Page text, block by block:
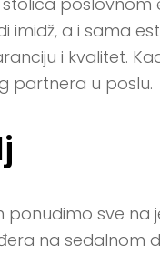
imidž, a i sama
i kvalitet.
partnera u poslu.
sve na
na sedalnom